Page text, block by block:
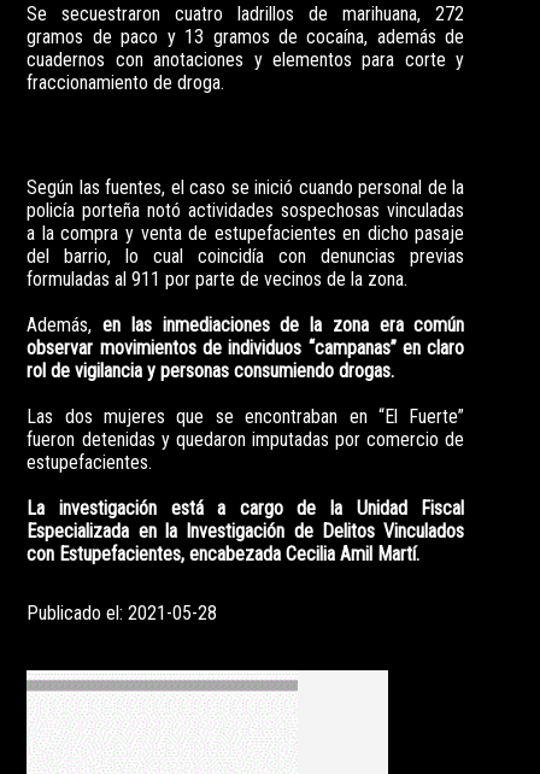
Se secuestraron cuatro ladrillos de marihuana, 272
gramos de paco y 13 gramos de cocaína, además de
cuadernos con anotaciones y elementos para corte y
fraccionamiento de droga.
Según las fuentes, el caso se inició cuando personal de la
policía porteña notó actividades sospechosas vinculadas
a la compra y venta de estupefacientes en dicho pasaje
del barrio, lo cual coincidía con denuncias previas
formuladas al 911 por parte de vecinos de la zona.
Además, en las inmediaciones de la zona era común
observar movimientos de individuos “campanas” en claro
rol de vigilancia y personas consumiendo drogas.
Las dos mujeres que se encontraban en “El Fuerte”
fueron detenidas y quedaron imputadas por comercio de
estupefacientes.
La investigación está a cargo de la Unidad Fiscal
Especializada en la Investigación de Delitos Vinculados
con Estupefacientes, encabezada Cecilia Amil Martí.
Publicado el: 2021-05-28